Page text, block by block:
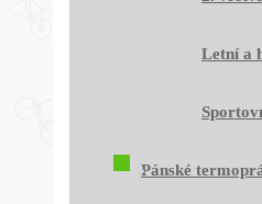
Letní a
Pánské